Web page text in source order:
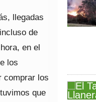
llegadas
de
en el
los
comprar los
que